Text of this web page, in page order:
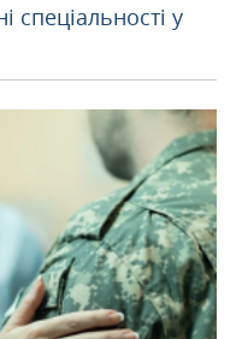
спеціальності у